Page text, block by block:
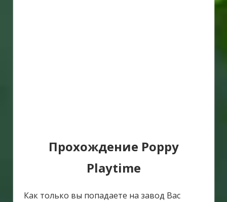
Прохождение Poppy
Playtime
Как только вы попадаете на завод Вас